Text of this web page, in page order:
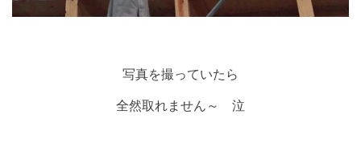
写真を撮っていたら
全然取れません～ 泣